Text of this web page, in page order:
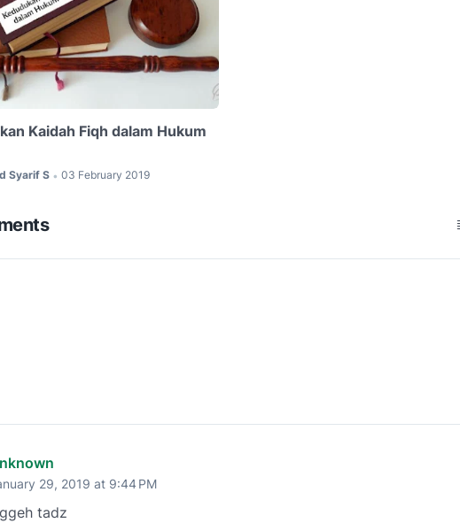
Kaidah Fiqh dalam Hukum
Syarif S • 03 February 2019
29, 2019 at 9:44 PM
tadz